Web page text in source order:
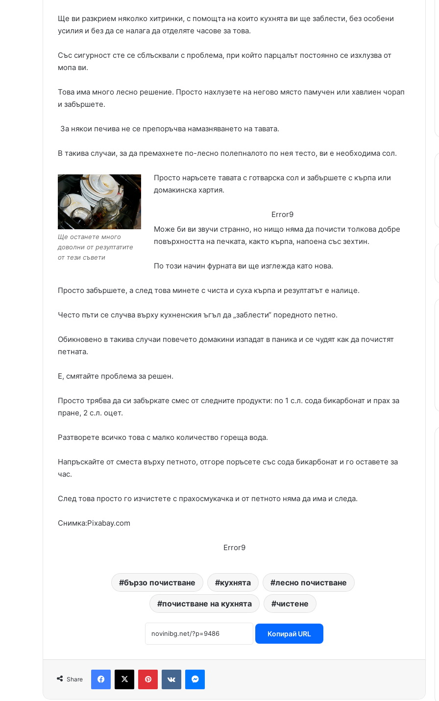
Ще ви разкрием няколко хитринки, с помощта на които кухнята ви ще заблести, без особени
усилия и без да се налага да отделяте часове за това.
Със сигурност сте се сблъсквали с проблема, при който парцалът постоянно се изхлузва от
мопа ви.
Това има много лесно решение. Просто нахлузете на негово място памучен или хавлиен чорап
и забършете.
За някои печива не се препоръчва намазняването на тавата.
В такива случаи, за да премахнете по-лесно полепналото по нея тесто, ви е необходима сол.
Ще останете много
доволни от резултатите
от тези съвети
Просто наръсете тавата с готварска сол и забършете с кърпа или
домакинска хартия.
Error9
Може би ви звучи странно, но нищо няма да почисти толкова добре
повърхността на печката, както кърпа, напоена със зехтин.
По този начин фурната ви ще изглежда като нова.
Просто забършете, а след това минете с чиста и суха кърпа и резултатът е налице.
Често пъти се случва върху кухненския ъгъл да „заблести“ поредното петно.
Обикновено в такива случаи повечето домакини изпадат в паника и се чудят как да почистят
петната.
Е, смятайте проблема за решен.
Просто трябва да си забъркате смес от следните продукти: по 1 с.л. сода бикарбонат и прах за
пране, 2 с.л. оцет.
Разтворете всичко това с малко количество гореща вода.
Напръскайте от сместа върху петното, отгоре поръсете със сода бикарбонат и го оставете за
час.
След това просто го изчистете с прахосмукачка и от петното няма да има и следа.
Снимка:Pixabay.com
Error9
бързо почистване кухнята лесно почистване
почистване на кухнята чистене
Копирай URL
Share